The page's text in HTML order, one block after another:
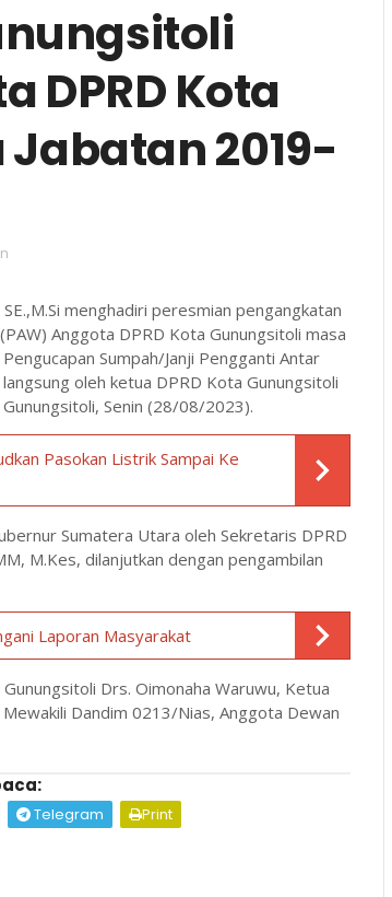
DPRD Kota
2019-
menghadiri peresmian pengangkatan
Anggota DPRD Kota Gunungsitoli masa
Sumpah/Janji Pengganti Antar
oleh ketua DPRD Kota Gunungsitoli
Senin (28/08/2023).
Pasokan Listrik Sampai Ke
Sumatera Utara oleh Sekretaris DPRD
M.Kes, dilanjutkan dengan pengambilan
Laporan Masyarakat
Drs. Oimonaha Waruwu, Ketua
Dandim 0213/Nias, Anggota Dewan
Telegram Print